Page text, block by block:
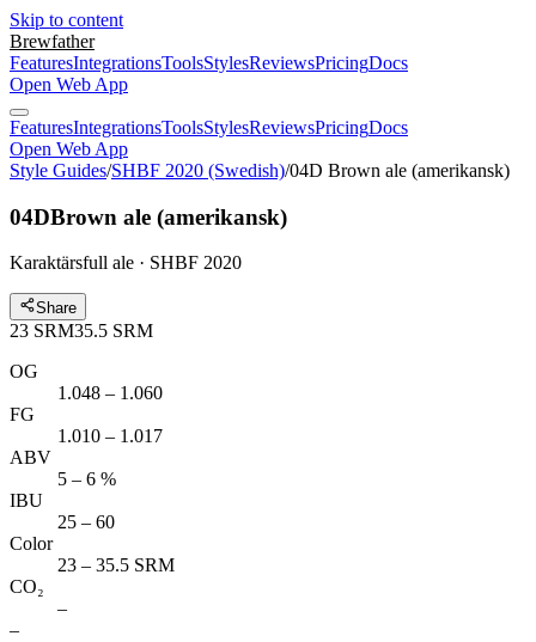
Skip to content
Brewfather
FeaturesIntegrationsToolsStylesReviewsPricingDocs
Open Web App
FeaturesIntegrationsToolsStylesReviewsPricingDocs
Open Web App
Style Guides/SHBF 2020 (Swedish)/04D Brown ale (amerikansk)
04DBrown ale (amerikansk)
Karaktärsfull ale · SHBF 2020
Share
23 SRM35.5 SRM
OG
1.048 – 1.060
FG
1.010 – 1.017
ABV
5 – 6 %
IBU
25 – 60
Color
23 – 35.5 SRM
CO₂
–
–